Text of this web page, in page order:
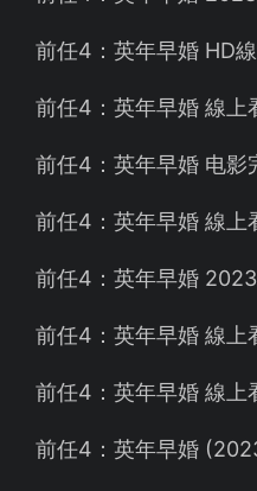
前任4：英年早婚 HD
前任4：英年早婚 線上
前任4：英年早婚 电影
前任4：英年早婚 線上
前任4：英年早婚
前任4：英年早婚 線上
前任4：英年早婚 線上
前任4：英年早婚